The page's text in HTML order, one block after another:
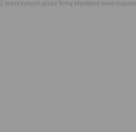
stworzonych przez firmę MaxMind